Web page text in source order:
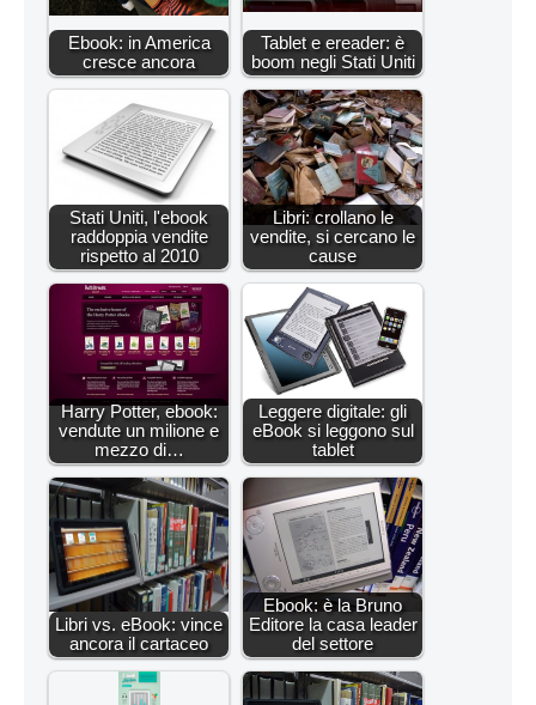
Ebook: in America
cresce ancora
Tablet e ereader: è
boom negli Stati Uniti
Stati Uniti, l'ebook
raddoppia vendite
rispetto al 2010
Libri: crollano le
vendite, si cercano le
cause
Harry Potter, ebook:
vendute un milione e
mezzo di…
Leggere digitale: gli
eBook si leggono sul
tablet
Libri vs. eBook: vince
ancora il cartaceo
Ebook: è la Bruno
Editore la casa leader
del settore